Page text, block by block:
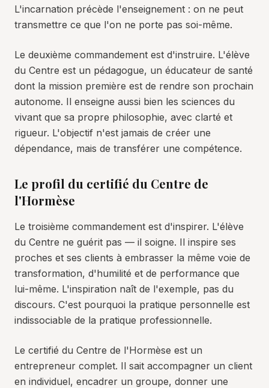
L'incarnation précède l'enseignement : on ne peut
transmettre ce que l'on ne porte pas soi-même.
Le deuxième commandement est d'instruire. L'élève
du Centre est un pédagogue, un éducateur de santé
dont la mission première est de rendre son prochain
autonome. Il enseigne aussi bien les sciences du
vivant que sa propre philosophie, avec clarté et
rigueur. L'objectif n'est jamais de créer une
dépendance, mais de transférer une compétence.
Le profil du certifié du Centre de
l'Hormèse
Le troisième commandement est d'inspirer. L'élève
du Centre ne guérit pas — il soigne. Il inspire ses
proches et ses clients à embrasser la même voie de
transformation, d'humilité et de performance que
lui-même. L'inspiration naît de l'exemple, pas du
discours. C'est pourquoi la pratique personnelle est
indissociable de la pratique professionnelle.
Le certifié du Centre de l'Hormèse est un
entrepreneur complet. Il sait accompagner un client
en individuel, encadrer un groupe, donner une